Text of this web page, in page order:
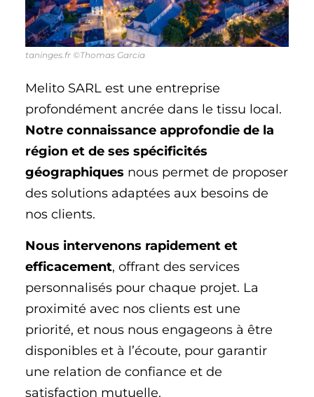
taninges.fr ©Thomas Garcia
Melito SARL est une entreprise
profondément ancrée dans le tissu local.
Notre connaissance approfondie de la
région et de ses spécificités
géographiques nous permet de proposer
des solutions adaptées aux besoins de
nos clients.
Nous intervenons rapidement et
efficacement, offrant des services
personnalisés pour chaque projet. La
proximité avec nos clients est une
priorité, et nous nous engageons à être
disponibles et à l’écoute, pour garantir
une relation de confiance et de
satisfaction mutuelle.